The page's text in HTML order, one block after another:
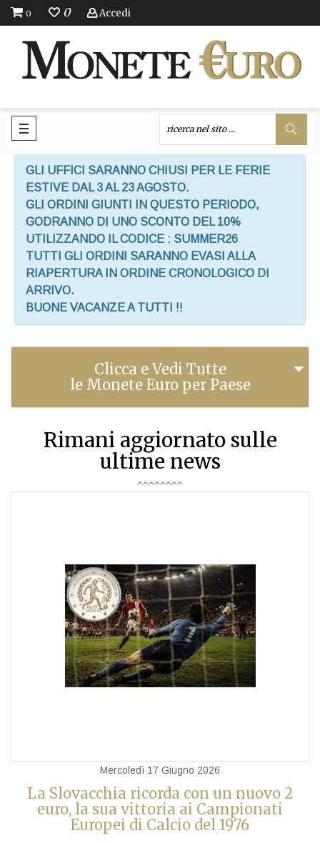
0 0 Accedi
GLI UFFICI SARANNO CHIUSI PER LE FERIE
ESTIVE DAL 3 AL 23 AGOSTO.
GLI ORDINI GIUNTI IN QUESTO PERIODO,
GODRANNO DI UNO SCONTO DEL 10%
UTILIZZANDO IL CODICE : SUMMER26
TUTTI GLI ORDINI SARANNO EVASI ALLA
RIAPERTURA IN ORDINE CRONOLOGICO DI
ARRIVO.
BUONE VACANZE A TUTTI !!
Clicca e Vedi Tutte
le Monete Euro per Paese
Rimani aggiornato sulle
ultime news
Mercoledì 17 Giugno 2026
La Slovacchia ricorda con un nuovo 2
euro, la sua vittoria ai Campionati
Europei di Calcio del 1976